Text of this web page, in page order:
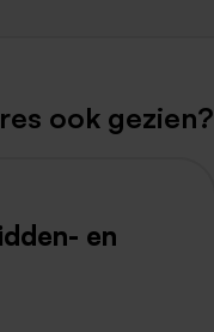
ook gezien?
en